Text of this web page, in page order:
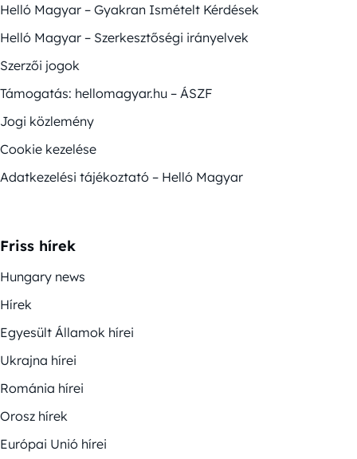
Helló Magyar – Gyakran Ismételt Kérdések
Helló Magyar – Szerkesztőségi irányelvek
Szerzői jogok
Támogatás: hellomagyar.hu – ÁSZF
Jogi közlemény
Cookie kezelése
Adatkezelési tájékoztató – Helló Magyar
Friss hírek
Hungary news
Hírek
Egyesült Államok hírei
Ukrajna hírei
Románia hírei
Orosz hírek
Európai Unió hírei